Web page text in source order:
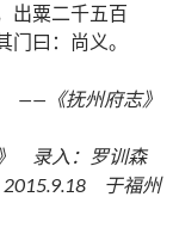
出粟二千五百
曰：尚义。
——《抚州府志》
录入：罗训森
2015.9.18 于福州